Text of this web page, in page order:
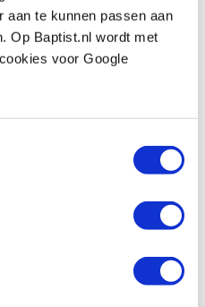
aan te kunnen passen aan
Op Baptist.nl wordt met
voor Google
schuurrol Ø 28 x 80
korrel 220